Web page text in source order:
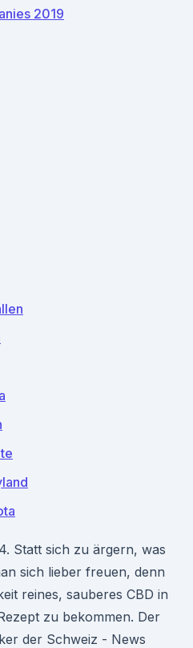
2019
Statt sich zu ärgern, was
sich lieber freuen, denn
reines, sauberes CBD in
zu bekommen. Der
der Schweiz - News